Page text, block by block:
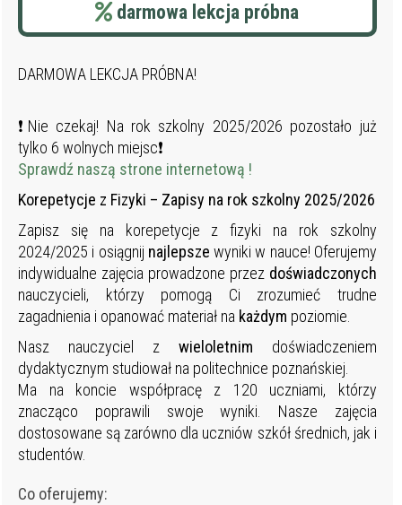
darmowa lekcja próbna
DARMOWA LEKCJA PRÓBNA!
❗Nie czekaj! Na rok szkolny 2025/2026 pozostało już
tylko 6 wolnych miejsc❗
Sprawdź naszą strone internetową !
Korepetycje z Fizyki – Zapisy na rok szkolny 2025/2026
Zapisz się na korepetycje z fizyki na rok szkolny
2024/2025 i osiągnij najlepsze wyniki w nauce! Oferujemy
indywidualne zajęcia prowadzone przez doświadczonych
nauczycieli, którzy pomogą Ci zrozumieć trudne
zagadnienia i opanować materiał na każdym poziomie.
Nasz nauczyciel z wieloletnim doświadczeniem
dydaktycznym studiował na politechnice poznańskiej.
Ma na koncie współpracę z 120 uczniami, którzy
znacząco poprawili swoje wyniki. Nasze zajęcia
dostosowane są zarówno dla uczniów szkół średnich, jak i
studentów.
Co oferujemy: